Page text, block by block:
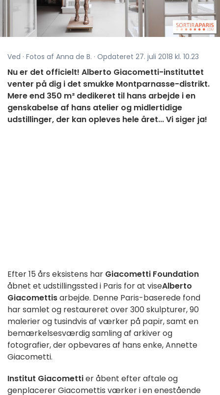
Ved · Fotos af Anna de B. · Opdateret 27. juli 2018 kl. 10.23
Nu er det officielt! Alberto Giacometti-instituttet
venter på dig i det smukke Montparnasse-distrikt.
Mere end 350 m² dedikeret til hans arbejde i en
genskabelse af hans atelier og midlertidige
udstillinger, der kan opleves hele året... Vi siger ja!
Efter 15 års eksistens har Giacometti Foundation
åbnet et udstillingssted i Paris for at viseAlberto
Giacomettisarbejde. Denne Paris-baserede fond
har samlet og restaureret over 300 skulpturer, 90
malerier og tusindvis af værker på papir, samt en
bemærkelsesværdig samling af arkiver og
fotografier, der opbevares af hans enke, Annette
Giacometti.
Institut Giacomettier åbent efter aftale og
genplacerer Giacomettis værker i en enestående